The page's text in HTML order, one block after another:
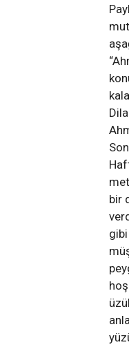
bir
Sarıyer
Boğaziçi’nin
6 AY ÖNCE